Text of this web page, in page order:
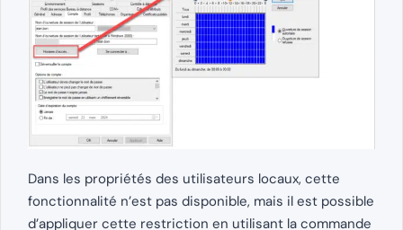
Dans les propriétés des utilisateurs locaux, cette
fonctionnalité n’est pas disponible, mais il est possible
d’appliquer cette restriction en utilisant la commande